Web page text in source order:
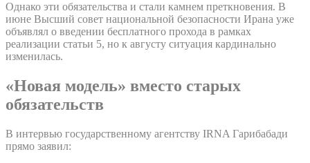
Однако эти обязательства и стали камнем преткновения. В
июне Высший совет национальной безопасности Ирана уже
объявлял о введении бесплатного прохода в рамках
реализации статьи 5, но к августу ситуация кардинально
изменилась.
«Новая модель» вместо старых
обязательств
В интервью государственному агентству IRNA Гарибабади
прямо заявил: